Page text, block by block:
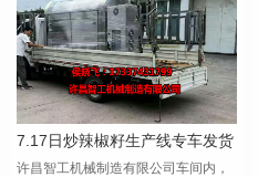
7.17日炒辣椒籽生产线专车发货
许昌智工机械制造有限公司车间内，